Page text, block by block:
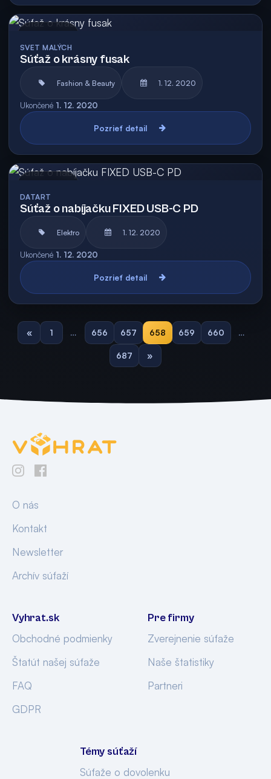
SVET MALÝCH
Súťaž o krásny fusak
Fashion & Beauty 1. 12. 2020
Ukončené 1. 12. 2020
Pozrieť detail
DATART
Súťaž o nabíjačku FIXED USB-C PD
Elektro 1. 12. 2020
Ukončené 1. 12. 2020
Pozrieť detail
« 1 … 656 657 658 659 660 …
687 »
O nás
Kontakt
Newsletter
Archív súťaží
Vyhrat.sk
Obchodné podmienky
Štatút našej súťaže
FAQ
GDPR
Pre firmy
Zverejnenie súťaže
Naše štatistiky
Partneri
Témy súťaží
Súťaže o dovolenku